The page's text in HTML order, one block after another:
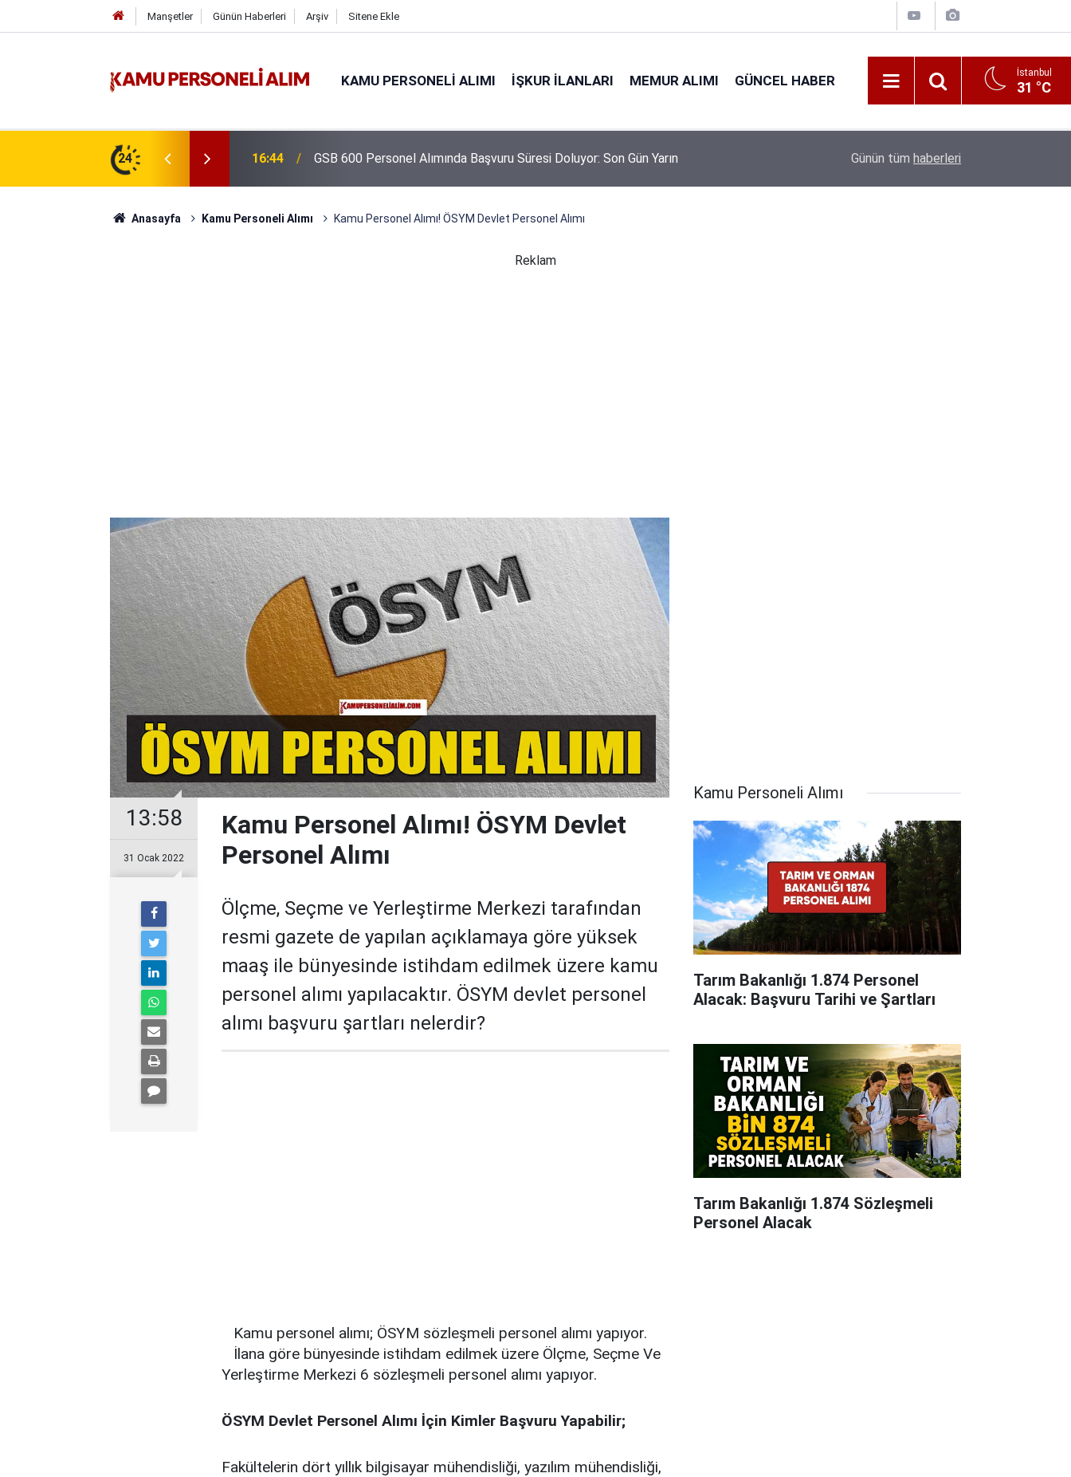
Manşetler Günün Haberleri Arşiv Sitene Ekle
KAMU PERSONELI ALIMI İŞKUR İLANLARI MEMUR ALIMI GÜNCEL HABER İstanbul
31 °C
24
Gündemde! Bakan Çiftçi Süreci
16:44 GSB 600 Personel Alımında Başvuru Süresi Doluyor: Son Gün Yarın Kıyı Emniyeti Genel Müdürlüğü 26 İşçi Alımı
Günün tüm haberleri
Anasayfa Kamu Personeli Alımı Kamu Personel Alımı! ÖSYM Devlet Personel Alımı
Reklam
13:58
31 Ocak 2022
Kamu Personel Alımı! ÖSYM Devlet
Personel Alımı
Ölçme, Seçme ve Yerleştirme Merkezi tarafından
resmi gazete de yapılan açıklamaya göre yüksek
maaş ile bünyesinde istihdam edilmek üzere kamu
personel alımı yapılacaktır. ÖSYM devlet personel
alımı başvuru şartları nelerdir?
Kamu personel alımı; ÖSYM sözleşmeli personel alımı yapıyor.
İlana göre bünyesinde istihdam edilmek üzere Ölçme, Seçme Ve
Yerleştirme Merkezi 6 sözleşmeli personel alımı yapıyor.
ÖSYM Devlet Personel Alımı İçin Kimler Başvuru Yapabilir;
Fakültelerin dört yıllık bilgisayar mühendisliği, yazılım mühendisliği,
Kamu Personeli Alımı
Tarım Bakanlığı 1.874 Personel
Alacak: Başvuru Tarihi ve Şartları
Tarım Bakanlığı 1.874 Sözleşmeli
Personel Alacak